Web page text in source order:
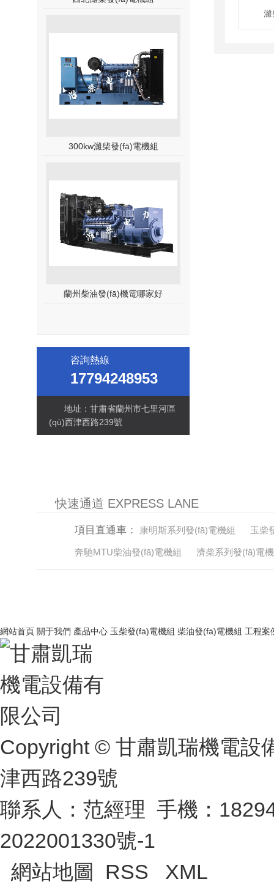
300kw濰柴發(fā)電機組
蘭州柴油發(fā)機電哪家好
咨詢熱線
17794248953
地址：甘肅省蘭州市七里河區
(qū)西津西路239號
濰
快速通道 EXPRESS LANE
項目直通車： 康明斯系列發(fā)電機組 玉柴
奔馳MTU柴油發(fā)電機組 濟柴系列發(fā)電
網站首頁 關于我們 產品中心 玉柴發(fā)電機組 柴油發(fā)電機組 工程案
Copyright © 甘肅凱瑞機電設
津西路239號
聯系人：范經理 手機：
2022001330號-1
網站地圖
RSS
XML